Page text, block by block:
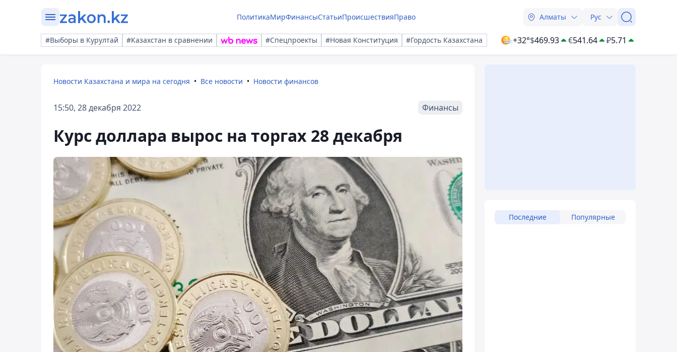
ПолитикаМирФинансыСтатьиПроисшествияПраво Алматы Рус
#Выборы в Курултай #Казахстан в сравнении #Спецпроекты #Новая Конституция #Гордость Казахстана +32°$469.93 €541.64 ₽5.71
Новости Казахстана и мира на сегодня Все новости Новости финансов
15:50, 28 декабря 2022 Финансы
Курс доллара вырос на торгах 28 декабря
Последние Популярные